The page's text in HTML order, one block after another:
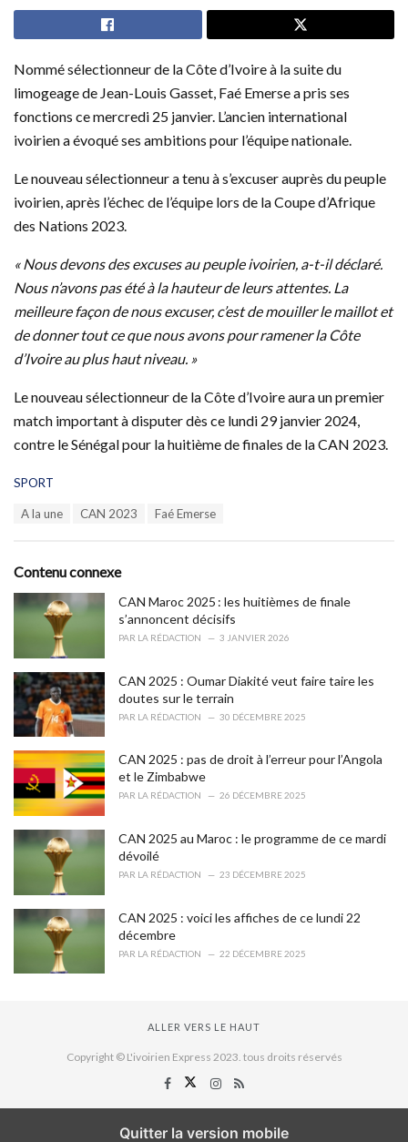
Nommé sélectionneur de la Côte d’Ivoire à la suite du
limogeage de Jean-Louis Gasset, Faé Emerse a pris ses
fonctions ce mercredi 25 janvier. L’ancien international
ivoirien a évoqué ses ambitions pour l’équipe nationale.
Le nouveau sélectionneur a tenu à s’excuser auprès du peuple
ivoirien, après l’échec de l’équipe lors de la Coupe d’Afrique
des Nations 2023.
« Nous devons des excuses au peuple ivoirien, a-t-il déclaré.
Nous n’avons pas été à la hauteur de leurs attentes. La
meilleure façon de nous excuser, c’est de mouiller le maillot et
de donner tout ce que nous avons pour ramener la Côte
d’Ivoire au plus haut niveau. »
Le nouveau sélectionneur de la Côte d’Ivoire aura un premier
match important à disputer dès ce lundi 29 janvier 2024,
contre le Sénégal pour la huitième de finales de la CAN 2023.
C
o
r
i
e
SPORT
:
A la une CAN 2023 Faé Emerse
Contenu connexe
CAN Maroc 2025 : les huitièmes de finale
s’annoncent décisifs
PAR LA RÉDACTION 3 JANVIER 2026
CAN 2025 : Oumar Diakité veut faire taire les
doutes sur le terrain
PAR LA RÉDACTION 30 DÉCEMBRE 2025
CAN 2025 : pas de droit à l’erreur pour l’Angola
et le Zimbabwe
PAR LA RÉDACTION 26 DÉCEMBRE 2025
CAN 2025 au Maroc : le programme de ce mardi
dévoilé
PAR LA RÉDACTION 23 DÉCEMBRE 2025
CAN 2025 : voici les affiches de ce lundi 22
décembre
PAR LA RÉDACTION 22 DÉCEMBRE 2025
ALLER VERS LE HAUT
Copyright © L'ivoirien Express 2023. tous droits réservés
Quitter la version mobile